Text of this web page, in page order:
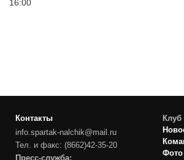
16:00
Контакты
info.spartak-nalchik@mail.ru
Тел. и факс: (8662)42-35-20
Пресс-служба:
Клуб
Фото